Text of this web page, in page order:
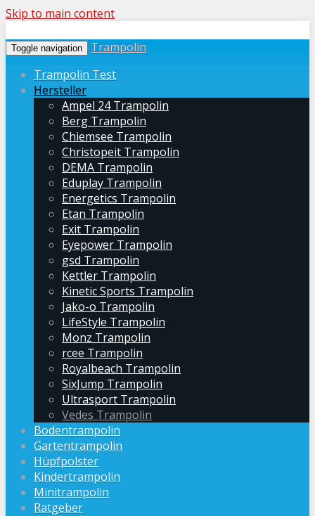
Skip to main content
Toggle navigation
Trampolin
Trampolin Test
Hersteller
Ampel 24 Trampolin
Berg Trampolin
Chiemsee Trampolin
Christopeit Trampolin
DEMA Trampolin
Eduplay Trampolin
Energetics Trampolin
Etan Trampolin
Exit Trampolin
Eyepower Trampolin
gsd Trampolin
Kettler Trampolin
Kinetic Sports Trampolin
Jako-o Trampolin
LifeStyle Trampolin
Monz Trampolin
rcee Trampolin
Royalbeach Trampolin
SixJump Trampolin
Ultrasport Trampolin
Vedes Trampolin
Bodentrampolin
Gartentrampolin
Hüpfpolster
Kindertrampolin
Minitrampolin
Ratgeber